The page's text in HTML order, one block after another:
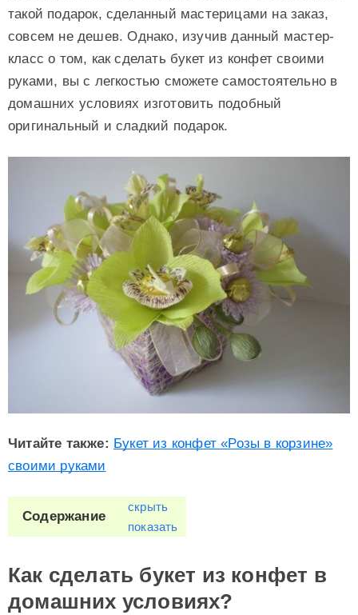
такой подарок, сделанный мастерицами на заказ,
совсем не дешев. Однако, изучив данный мастер-
класс о том, как сделать букет из конфет своими
руками, вы с легкостью сможете самостоятельно в
домашних условиях изготовить подобный
оригинальный и сладкий подарок.
Читайте также: Букет из конфет «Розы в корзине»
своими руками
Содержание
скрыть
показать
Как сделать букет из конфет в
домашних условиях?